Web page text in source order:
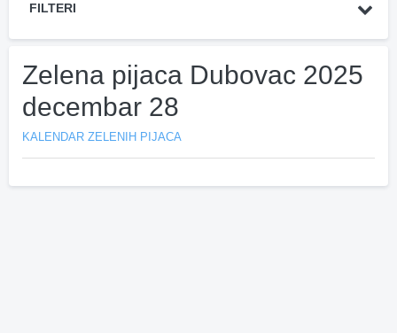
FILTERI
Zelena pijaca Dubovac 2025
decembar 28
KALENDAR ZELENIH PIJACA